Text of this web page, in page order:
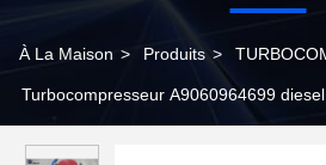
À La Maison > Produits >
Turbocompresseur A9060964699